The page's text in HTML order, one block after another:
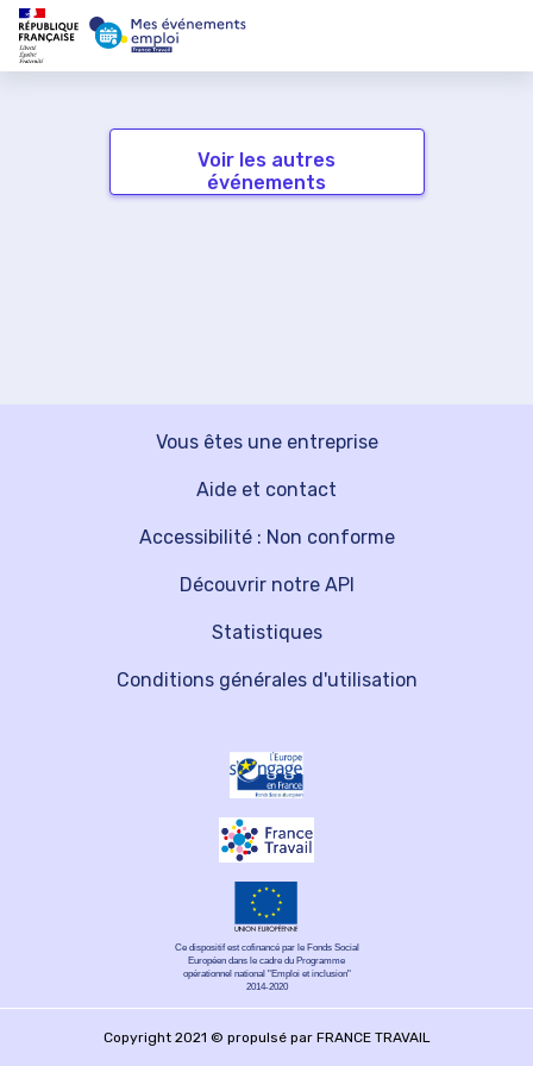
Voir les autres
événements
Vous êtes une entreprise
Découvrir notre API
Aide et contact
Statistiques
Accessibilité : Non conforme
Conditions générales d'utilisation
Ce dispositif est cofinancé par le Fonds Social
Européen dans le cadre du Programme
opérationnel national "Emploi et inclusion"
2014-2020
Copyright 2021 © propulsé par FRANCE TRAVAIL